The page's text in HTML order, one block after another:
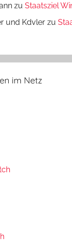
zu Staatsziel
und Kdvler zu
im Netz